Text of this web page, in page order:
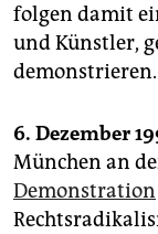
folgen damit
und Künstler,
demonstrieren.
6. Dezember
München an
Demonstration